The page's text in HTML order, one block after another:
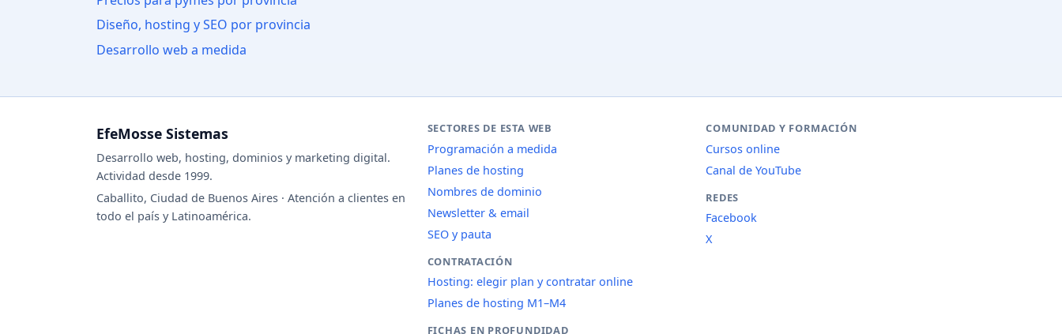
Diseño, hosting y SEO por provincia
Desarrollo web a medida
EfeMosse Sistemas
Desarrollo web, hosting, dominios y marketing digital.
Actividad desde 1999.
Caballito, Ciudad de Buenos Aires · Atención a clientes en
todo el país y Latinoamérica.
SECTORES DE ESTA WEB
Programación a medida
Planes de hosting
Nombres de dominio
Newsletter & email
SEO y pauta
CONTRATACIÓN
Hosting: elegir plan y contratar online
Planes de hosting M1–M4
FICHAS EN PROFUNDIDAD
COMUNIDAD Y FORMACIÓN
Cursos online
Canal de YouTube
REDES
Facebook
X